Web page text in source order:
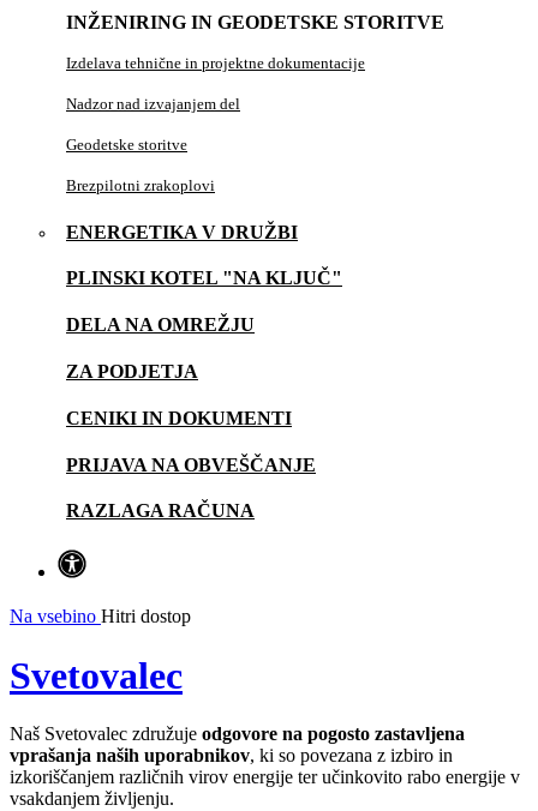
INŽENIRING IN GEODETSKE STORITVE
Izdelava tehnične in projektne dokumentacije
Nadzor nad izvajanjem del
Geodetske storitve
Brezpilotni zrakoplovi
ENERGETIKA V DRUŽBI
PLINSKI KOTEL "NA KLJUČ"
DELA NA OMREŽJU
ZA PODJETJA
CENIKI IN DOKUMENTI
PRIJAVA NA OBVEŠČANJE
RAZLAGA RAČUNA
Na vsebino Hitri dostop
Svetovalec
Naš Svetovalec združuje odgovore na pogosto zastavljena
vprašanja naših uporabnikov, ki so povezana z izbiro in
izkoriščanjem različnih virov energije ter učinkovito rabo energije v
vsakdanjem življenju.